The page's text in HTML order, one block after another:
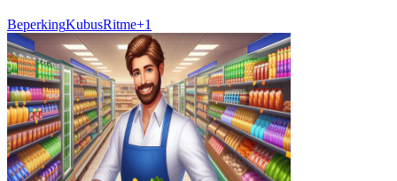
BeperkingKubusRitme+1